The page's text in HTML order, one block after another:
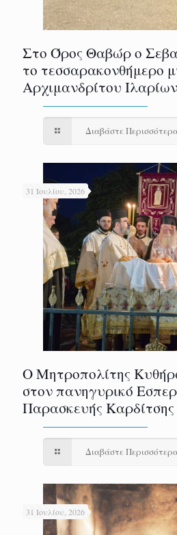
Στο Όρος Θαβώρ ο
το τεσσαρακονθήμερο
Αρχιμανδρίτου
Διαβάστε Περισσότερα
31 Ιουλίου, 2026
Ο Μητροπολίτης
στον πανηγυρικό
Παρασκευής Καρδίτσης
Διαβάστε Περισσότερα
31 Ιουλίου, 2026